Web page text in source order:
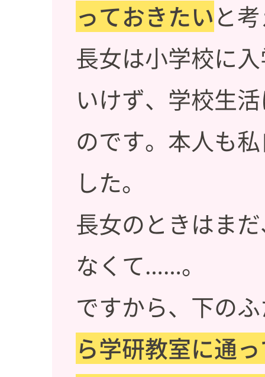
っておきたいと
長女は小学校に
いけず、学校生
のです。本人も
した。
長女のときはま
なくて……。
ですから、下の
ら学研教室に通